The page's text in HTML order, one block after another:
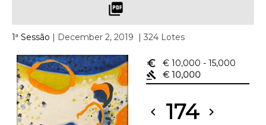
picture_as_pdf
1ª Sessão | December 2, 2019 | 324 Lotes
euro_symbol € 10,000 - 15,000
gavel
€ 10,000
chevron_left 174 chevron_right